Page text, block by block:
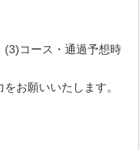
(3)コース・通過予想時
お願いいたします。